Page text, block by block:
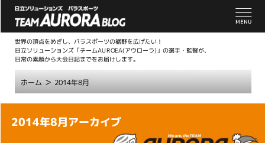
世界の頂点をめざし、パラスポーツの裾野を広げたい！
日立ソリューションズ「チームAUROEA(アウローラ)」の選手・監督が、
日常の素顔から大会日記までをお届けします。
ホーム> 2014年8月
2014年8月アーカイブ